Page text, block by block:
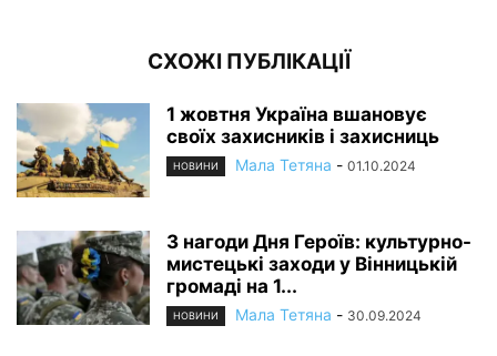
СХОЖІ ПУБЛІКАЦІЇ
1 жовтня Україна вшановує
своїх захисників і захисниць
НОВИНИ Мала Тетяна - 01.10.2024
З нагоди Дня Героїв: культурно-
мистецькі заходи у Вінницькій
громаді на 1...
НОВИНИ Мала Тетяна - 30.09.2024